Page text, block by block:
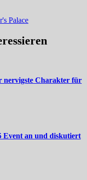
Palace
nervigste Charakter für
Event an und diskutiert